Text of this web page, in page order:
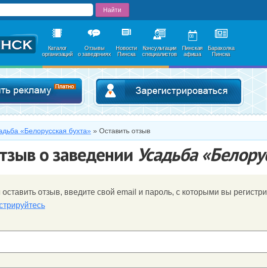
Каталог
организаций
Отзывы
о заведениях
Новости
Пинска
Консультации
специалистов
08
Пинская
афиша
Барахолка
Пинска
Добавить в каталог
«Белорусская бухта» » Оставить отзыв
о заведении Усадьба
отзыв, введите свой email и пароль, c которыми вы